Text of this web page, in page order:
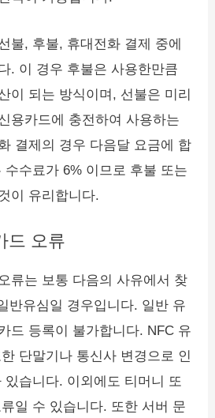
불, 후불, 휴대전화 결제 중에
. 이 경우 후불은 사용한만큼
이 되는 방식이며, 선불은 미리
용카드에 충전하여 사용하는
결제의 경우 다음달 요금에 합
수료가 6% 이므로 후불 또는
이 유리합니다.
드 오류
류는 보통 다음의 사유에서 찾
반유심일 경우입니다. 일반 유
드 등록이 불가합니다. NFC 유
단말기나 통신사 변경으로 인
습니다. 이외에도 티머니 또
일 수 있습니다. 또한 서버 문